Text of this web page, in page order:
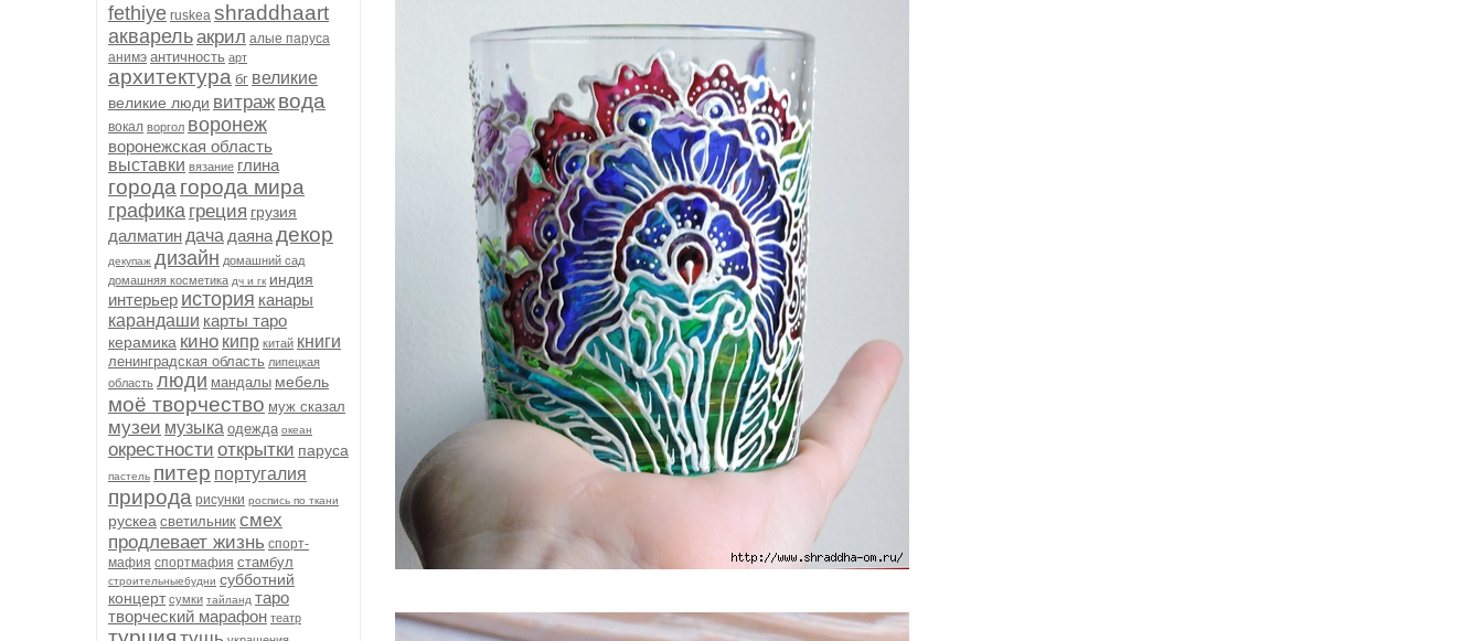
fethiye ruskea shraddhaart
акварельакрил алые паруса
анимэ античность арт
архитектура бг великие
великие люди витраж вода
вокал воргол воронеж
воронежская область
выставки вязание глина
города города мира
графика греция грузия
далматин дача даянадекор
декупаж дизайн домашний сад
домашняя косметика дч и гк индия
интерьер история канары
карандаши карты таро
керамика кино кипр китай книги
ленинградская область липецкая
область люди мандалы мебель
моё творчество муж сказал
музеи музыка одежда океан
окрестности открытки паруса
пастель питер португалия
природа рисунки роспись по ткани
рускеа светильник смех
продлевает жизнь спорт-
мафия спортмафия стамбул
строительныебудни субботний
концерт сумки тайланд таро
творческий марафон театр